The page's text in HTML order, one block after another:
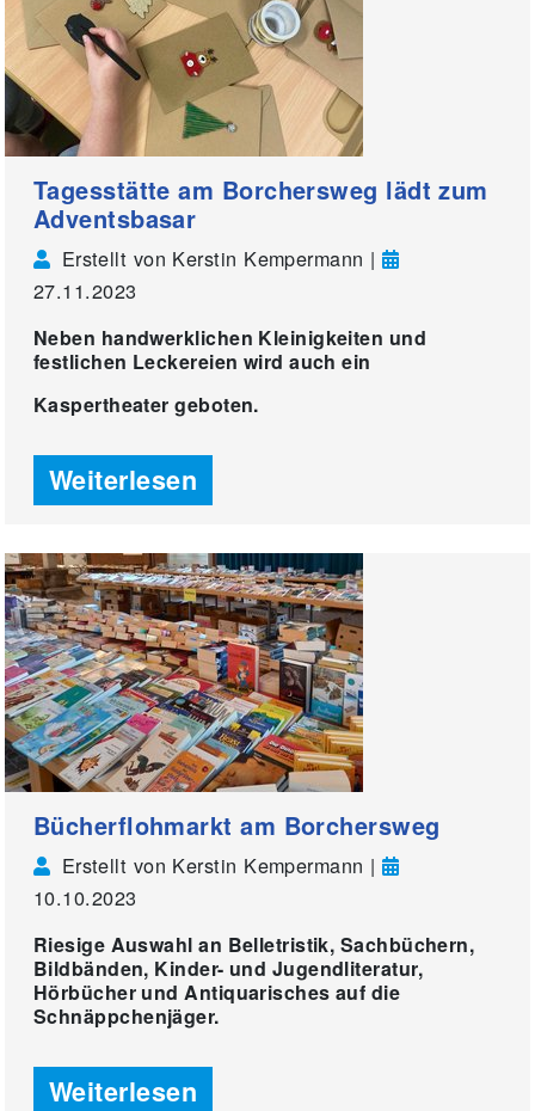
Tagesstätte am Borchersweg lädt zum
Adventsbasar
Erstellt von Kerstin Kempermann |
27.11.2023
Neben handwerklichen Kleinigkeiten und
festlichen Leckereien wird auch ein
Kaspertheater geboten.
Weiterlesen
Bücherflohmarkt am Borchersweg
Erstellt von Kerstin Kempermann |
10.10.2023
Riesige Auswahl an Belletristik, Sachbüchern,
Bildbänden, Kinder- und Jugendliteratur,
Hörbücher und Antiquarisches auf die
Schnäppchenjäger.
Weiterlesen